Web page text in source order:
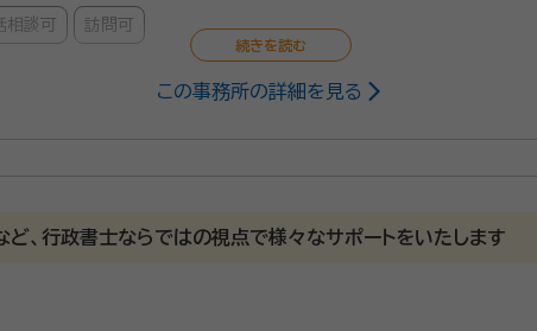
相談可 訪問可
期退職で司法書士へ 不動産や商業登記の管理や受付、国籍
「わかりやすい言葉」で対応いたします ・お手続きに付随す
この事務所の詳細を見る
ど、行政書士ならではの視点で様々なサポートをいたします